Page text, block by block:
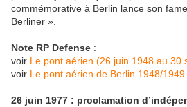
commémorative à Berlin lance son
Berliner ».
Note RP Defense :
voir Le pont aérien (26 juin 1948 au 30
voir Le pont aérien de Berlin 1948/1949
26 juin 1977 : proclamation